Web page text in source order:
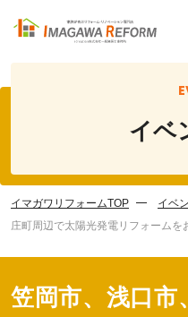
イベ
イマガワリフォームTOP イベ
庄町周辺で太陽光発電リフォームを
笠岡市、浅口市